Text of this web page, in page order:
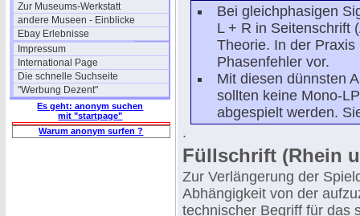
Zur Museums-Werkstatt
andere Museen - Einblicke
Ebay Erlebnisse
Impressum
International Page
Die schnelle Suchseite
"Werbung Dezent"
Es geht: anonym suchen
mit "startpage"
Warum anonym surfen ?
Bei gleichphasigen
L + R in Seitenschrift
Theorie. In der
Phasenfehler vor.
Mit diesen dünnsten
sollten keine Mono-
abgespielt werden.
.
Füllschrift (Rhein
Zur Verlängerung der
Abhängigkeit von der
technischer Begriff für das